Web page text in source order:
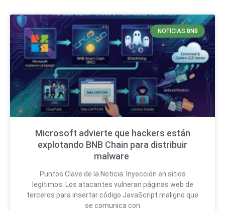
NOTICIAS BNB
Microsoft advierte que hackers están
explotando BNB Chain para distribuir
malware
Puntos Clave de la Noticia: Inyección en sitios
legítimos: Los atacantes vulneran páginas web de
terceros para insertar código JavaScript maligno que
se comunica con